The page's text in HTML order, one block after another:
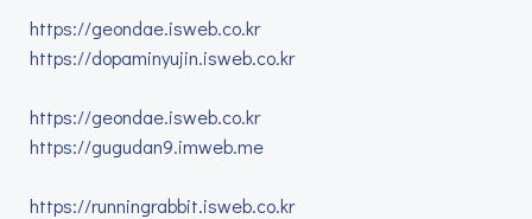
https://geondae.isweb.co.kr
https://dopaminyujin.isweb.co.kr
https://geondae.isweb.co.kr
https://gugudan9.imweb.me
https://runningrabbit.isweb.co.kr